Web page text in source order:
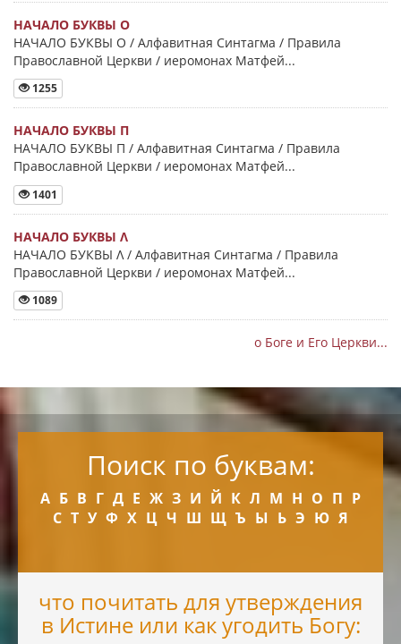
НАЧАЛО БУКВЫ Ο
НАЧАЛО БУКВЫ Ο / Алфавитная Синтагма / Правила
Православной Церкви / иеромонах Матфей...
1255
НАЧАЛО БУКВЫ Π
НАЧАЛО БУКВЫ Π / Алфавитная Синтагма / Правила
Православной Церкви / иеромонах Матфей...
1401
НАЧАЛО БУКВЫ Λ
НАЧАЛО БУКВЫ Λ / Алфавитная Синтагма / Правила
Православной Церкви / иеромонах Матфей...
1089
о Боге и Его Церкви...
Поиск по буквам:
А Б В Г Д Е Ж З И Й К Л М Н О П Р
С Т У Ф Х Ц Ч Ш Щ Ъ Ы Ь Э Ю Я
что почитать для утверждения
в Истине или как угодить Богу: